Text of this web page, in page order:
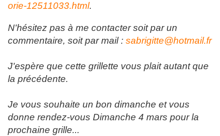
orie-12511033.html.
N'hésitez pas à me contacter soit par un
commentaire, soit par mail : sabrigitte@hotmail.fr
J'espère que cette grillette vous plait autant que
la précédente.
Je vous souhaite un bon dimanche et vous
donne rendez-vous Dimanche 4 mars pour la
prochaine grille...